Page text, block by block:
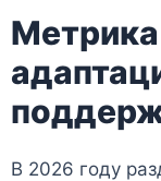
В 2026 году